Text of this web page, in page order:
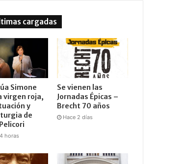
cargadas
Simone
virgen roja,
y
de
horas
Se vienen las
Jornadas Épicas –
Brecht 70 años
Hace 2 días